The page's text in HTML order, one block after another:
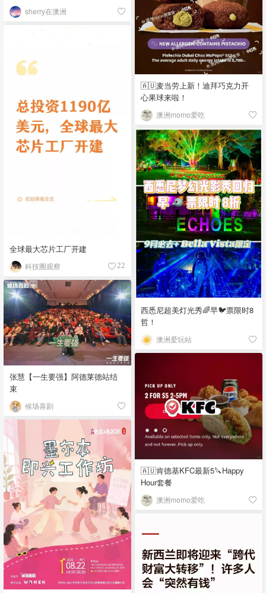
sherry在澳洲
🇦🇺麦当劳上新！迪拜巧克力开
心果球来啦！
澳洲momo爱吃
全球最大芯片工厂开建
科技圈观察 22
西悉尼超美灯光秀🌈早🐦票限时8
哲！
澳洲爱玩站
张慧【一生要强】阿德莱德站结
束
候场喜剧
🇦🇺肯德基KFC最新5🔪Happy
Hour套餐
澳洲momo爱吃